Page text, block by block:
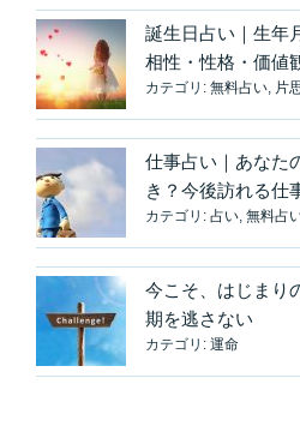
誕生日占い｜生年
相性・性格・価値
カテゴリ: 無料占い, 片
仕事占い｜あなた
き？今後訪れる仕
カテゴリ: 占い, 無料占
今こそ、はじま
期を逃さない
カテゴリ: 運命